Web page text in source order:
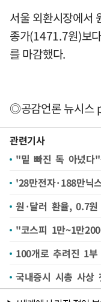
서울 외환시장에서
종가(1471.7원)보
를 마감했다.
◎공감언론 뉴시스
관련기사
원·달러 환율, 0.7
100개로 추려진 1